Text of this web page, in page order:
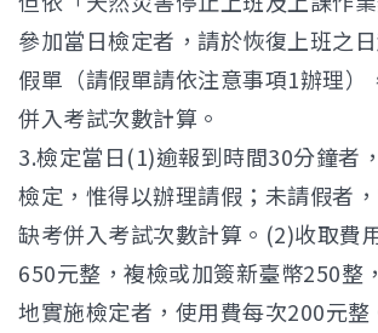
參加當日檢定者，請於恢復上班之
假單（請假單請依注意事項1辦理）
併入考試次數計算。
3.檢定當日(1)逾報到時間30分鐘者
檢定，惟得以辦理請假；未請假者
缺考併入考試次數計算。(2)收取費
650元整，複檢或加簽新臺幣250整
地實施檢定者，使用費每次200元